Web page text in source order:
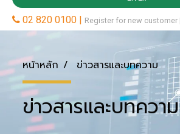
หน้าหลัก ข่าวสารและบทความ
ข่าวสารและบทความ